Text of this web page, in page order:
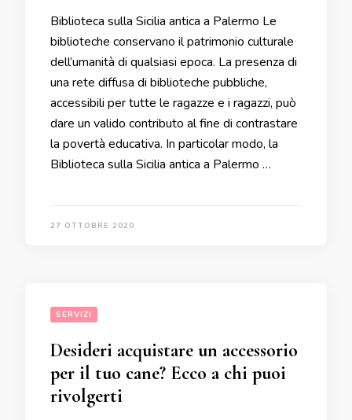
Biblioteca sulla Sicilia antica a Palermo Le
biblioteche conservano il patrimonio culturale
dell’umanità di qualsiasi epoca. La presenza di
una rete diffusa di biblioteche pubbliche,
accessibili per tutte le ragazze e i ragazzi, può
dare un valido contributo al fine di contrastare
la povertà educativa. In particolar modo, la
Biblioteca sulla Sicilia antica a Palermo …
27 OTTOBRE 2020
SERVIZI
Desideri acquistare un accessorio
per il tuo cane? Ecco a chi puoi
rivolgerti